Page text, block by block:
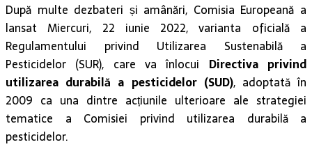
După multe dezbateri și amânări, Comisia Europeană a
lansat Miercuri, 22 iunie 2022, varianta oficială a
Regulamentului privind Utilizarea Sustenabilă a
Pesticidelor (SUR), care va înlocui Directiva privind
utilizarea durabilă a pesticidelor (SUD), adoptată în
2009 ca una dintre acțiunile ulterioare ale strategiei
tematice a Comisiei privind utilizarea durabilă a
pesticidelor.